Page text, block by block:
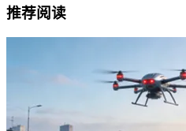
推荐阅读